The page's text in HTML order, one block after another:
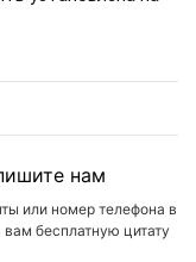
нам
или номер телефона в
бесплатную цитату